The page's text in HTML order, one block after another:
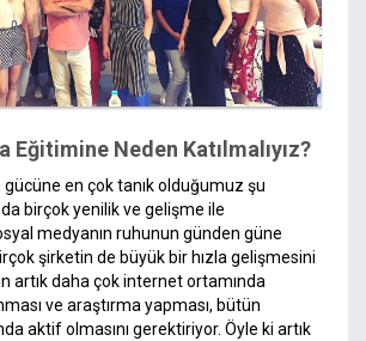
Eğitimine Neden Katılmalıyız?
gücüne en çok tanık olduğumuz şu
birçok yenilik ve gelişme ile
medyanın ruhunun günden güne
şirketin de büyük bir hızla gelişmesini
artık daha çok internet ortamında
ve araştırma yapması, bütün
aktif olmasını gerektiriyor. Öyle ki artık